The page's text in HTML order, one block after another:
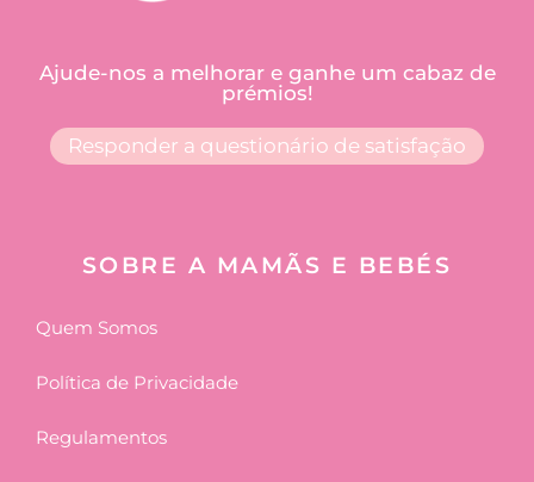
Ajude-nos a melhorar e ganhe um cabaz de
prémios!
Responder a questionário de satisfação
SOBRE A MAMÃS E BEBÉS
Quem Somos
Política de Privacidade
Regulamentos